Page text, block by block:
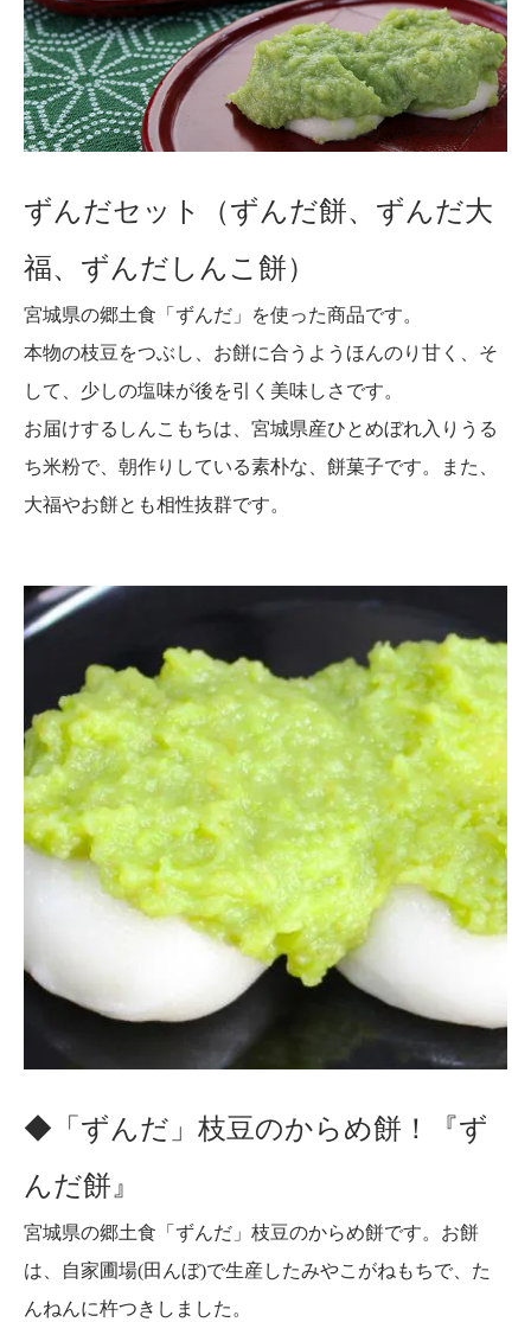
ずんだセット（ずんだ餅、ずんだ大
福、ずんだしんこ餅）
宮城県の郷土食「ずんだ」を使った商品です。
本物の枝豆をつぶし、お餅に合うようほんのり甘く、そ
して、少しの塩味が後を引く美味しさです。
お届けするしんこもちは、宮城県産ひとめぼれ入りうる
ち米粉で、朝作りしている素朴な、餅菓子です。また、
大福やお餅とも相性抜群です。
◆「ずんだ」枝豆のからめ餅！『ず
んだ餅』
宮城県の郷土食「ずんだ」枝豆のからめ餅です。お餅
は、自家圃場(田んぼ)で生産したみやこがねもちで、た
んねんに杵つきしました。